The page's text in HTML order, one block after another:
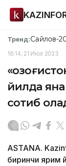
Тренд:Сайлов-
16:14, 21 Июл 2023
йилда
сотиб
ASTANA.
биринчи ярим